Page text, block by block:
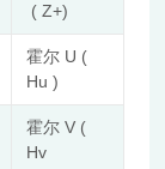
( Z+)
霍尔 U (
Hu )
霍尔 V (
Hv